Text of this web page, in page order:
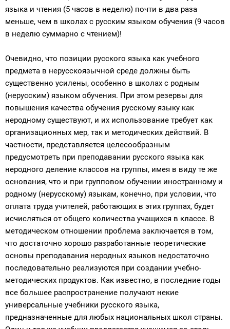
языка и чтения (5 часов в неделю) почти в два раза
меньше, чем в школах с русским языком обучения (9 часов
в неделю суммарно с чтением)!
Очевидно, что позиции русского языка как учебного
предмета в нерусскоязычной среде должны быть
существенно усилены, особенно в школах с родным
(нерусским) языком обучения. При этом резервы для
повышения качества обучения русскому языку как
неродному существуют, и их использование требует как
организационных мер, так и методических действий. В
частности, представляется целесообразным
предусмотреть при преподавании русского языка как
неродного деление классов на группы, имея в виду те же
основания, что и при групповом обучении иностранному и
родному (нерусскому) языкам, конечно, при условии, что
оплата труда учителей, работающих в этих группах, будет
исчисляться от общего количества учащихся в классе. В
методическом отношении проблема заключается в том,
что достаточно хорошо разработанные теоретические
основы преподавания неродных языков недостаточно
последовательно реализуются при создании учебно-
методических продуктов. Как известно, в последние годы
все большее распространение получают некие
универсальные учебники русского языка,
предназначенные для любых национальных школ страны.